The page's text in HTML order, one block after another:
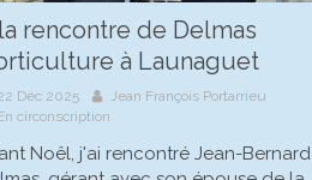
rencontre de Delmas
à Launaguet
Déc 2025
Jean François Portarrieu
circonscription
Noêl, j'ai rencontré Jean-Bernard